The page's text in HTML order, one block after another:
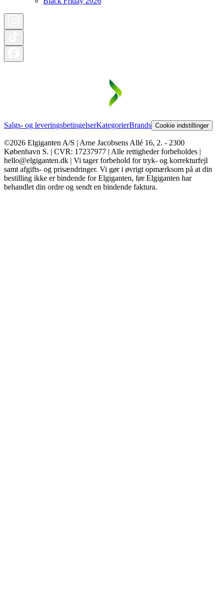
Salgs- og leveringsbetingelserKategorierBrands Cookie indstillinger
©2026 Elgiganten A/S | Arne Jacobsens Allé 16, 2. - 2300
København S. | CVR: 17237977 | Alle rettigheder forbeholdes |
hello@elgiganten.dk | Vi tager forbehold for tryk- og korrekturfejl
samt afgifts- og prisændringer. Vi gør i øvrigt opmærksom på at din
bestilling ikke er bindende for Elgiganten, før Elgiganten har
behandlet din ordre og sendt en bindende faktura.